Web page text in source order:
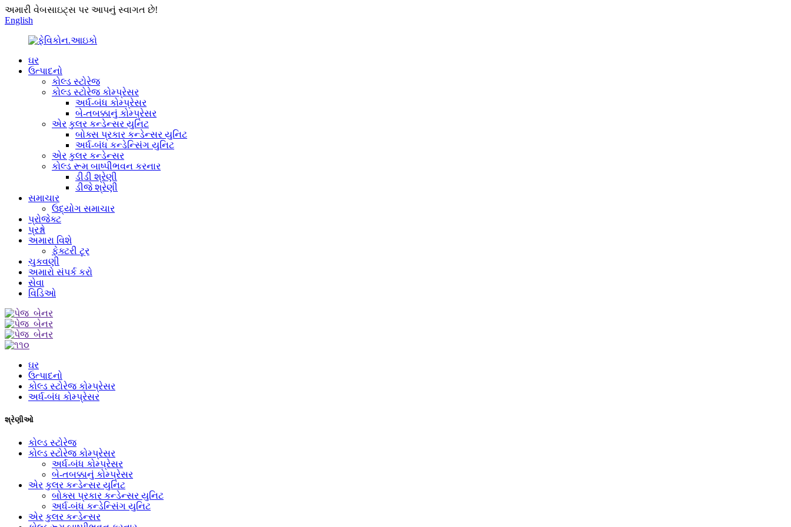
અમારી વેબસાઇટ્સ પર આપનું સ્વાગત છે!
English
ઘર
ઉત્પાદનો
કોલ્ડ સ્ટોરેજ
કોલ્ડ સ્ટોરેજ કોમ્પ્રેસર
અર્ધ-બંધ કોમ્પ્રેસર
બે-તબક્કાનું કોમ્પ્રેસર
એર કુલર કન્ડેન્સર યુનિટ
બોક્સ પ્રકાર કન્ડેન્સર યુનિટ
અર્ધ-બંધ કન્ડેન્સિંગ યુનિટ
એર કુલર કન્ડેન્સર
કોલ્ડ રૂમ બાષ્પીભવન કરનાર
ડીડી શ્રેણી
ડીજે શ્રેણી
સમાચાર
ઉદ્યોગ સમાચાર
પ્રોજેક્ટ
પ્રશ્નો
અમારા વિશે
ફેક્ટરી ટૂર
ચુકવણી
અમારો સંપર્ક કરો
સેવા
વિડિઓ
ઘર
ઉત્પાદનો
કોલ્ડ સ્ટોરેજ કોમ્પ્રેસર
અર્ધ-બંધ કોમ્પ્રેસર
શ્રેણીઓ
કોલ્ડ સ્ટોરેજ
કોલ્ડ સ્ટોરેજ કોમ્પ્રેસર
અર્ધ-બંધ કોમ્પ્રેસર
બે-તબક્કાનું કોમ્પ્રેસર
એર કુલર કન્ડેન્સર યુનિટ
બોક્સ પ્રકાર કન્ડેન્સર યુનિટ
અર્ધ-બંધ કન્ડેન્સિંગ યુનિટ
એર કુલર કન્ડેન્સર